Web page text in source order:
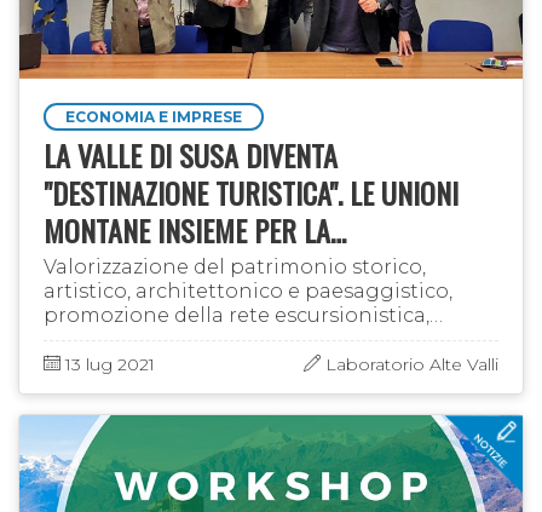
ECONOMIA E IMPRESE
LA VALLE DI SUSA DIVENTA
"DESTINAZIONE TURISTICA". LE UNIONI
MONTANE INSIEME PER LA
VALORIZZAZIONE DEL TERRITORIO
Valorizzazione del patrimonio storico,
artistico, architettonico e paesaggistico,
promozione della rete escursionistica,
sviluppo socio-economico in ambito
turistico: questi gli obiettivi contenuti …
13 lug 2021 Laboratorio Alte Valli